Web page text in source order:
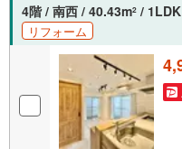
4階 / 南西 / 40.43m2 / 1LDK
リフォーム